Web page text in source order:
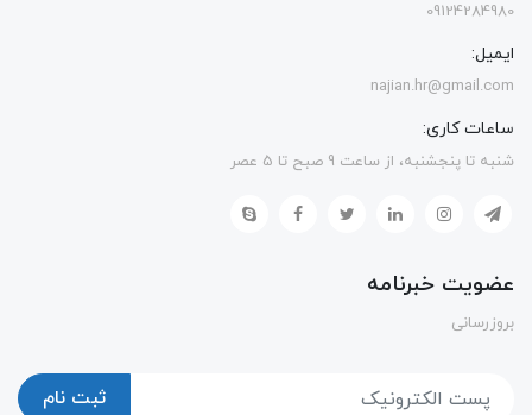
09124284980
ایمیل:
najian.hr@gmail.com
ساعات کاری:
شنبه تا پنجشنبه، از ساعت 9 صبح تا 5 عصر
عضویت خبرنامه
بروزرسانی
ثبت نام